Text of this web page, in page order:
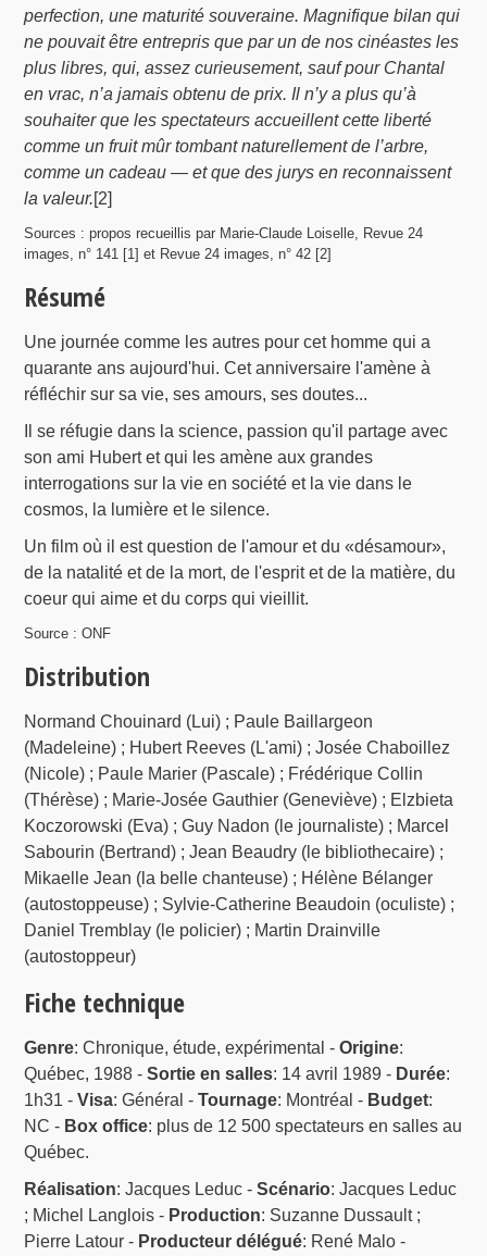
perfection, une maturité souveraine. Magnifique bilan qui
ne pouvait être entrepris que par un de nos cinéastes les
plus libres, qui, assez curieusement, sauf pour Chantal
en vrac, n’a jamais obtenu de prix. Il n’y a plus qu’à
souhaiter que les spectateurs accueillent cette liberté
comme un fruit mûr tombant naturellement de l’arbre,
comme un cadeau — et que des jurys en reconnaissent
la valeur.[2]
Sources : propos recueillis par Marie-Claude Loiselle, Revue 24
images, n° 141 [1] et Revue 24 images, n° 42 [2]
Résumé
Une journée comme les autres pour cet homme qui a
quarante ans aujourd'hui. Cet anniversaire l'amène à
réfléchir sur sa vie, ses amours, ses doutes...
Il se réfugie dans la science, passion qu'il partage avec
son ami Hubert et qui les amène aux grandes
interrogations sur la vie en société et la vie dans le
cosmos, la lumière et le silence.
Un film où il est question de l'amour et du «désamour»,
de la natalité et de la mort, de l'esprit et de la matière, du
coeur qui aime et du corps qui vieillit.
Source : ONF
Distribution
Normand Chouinard (Lui) ; Paule Baillargeon
(Madeleine) ; Hubert Reeves (L'ami) ; Josée Chaboillez
(Nicole) ; Paule Marier (Pascale) ; Frédérique Collin
(Thérèse) ; Marie-Josée Gauthier (Geneviève) ; Elzbieta
Koczorowski (Eva) ; Guy Nadon (le journaliste) ; Marcel
Sabourin (Bertrand) ; Jean Beaudry (le bibliothecaire) ;
Mikaelle Jean (la belle chanteuse) ; Hélène Bélanger
(autostoppeuse) ; Sylvie-Catherine Beaudoin (oculiste) ;
Daniel Tremblay (le policier) ; Martin Drainville
(autostoppeur)
Fiche technique
Genre: Chronique, étude, expérimental -Origine:
Québec, 1988 -Sortie en salles: 14 avril 1989 - Durée:
1h31 -Visa: Général -Tournage: Montréal - Budget:
NC - Box office: plus de 12 500 spectateurs en salles au
Québec.
Réalisation: Jacques Leduc -Scénario: Jacques Leduc
; Michel Langlois - Production: Suzanne Dussault ;
Pierre Latour - Producteur délégué: René Malo -